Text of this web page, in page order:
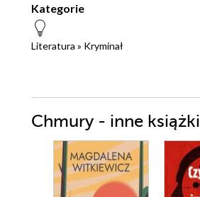
Kategorie
Literatura » Kryminał
Chmury - inne książki